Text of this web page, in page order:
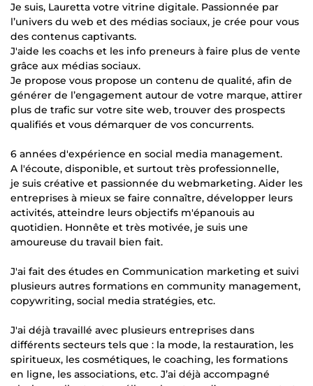
Je suis, Lauretta votre vitrine digitale. Passionnée par
l’univers du web et des médias sociaux, je crée pour vous
des contenus captivants.
J'aide les coachs et les info preneurs à faire plus de vente
grâce aux médias sociaux.
Je propose vous propose un contenu de qualité, afin de
générer de l’engagement autour de votre marque, attirer
plus de trafic sur votre site web, trouver des prospects
qualifiés et vous démarquer de vos concurrents.
6 années d'expérience en social media management.
A l'écoute, disponible, et surtout très professionnelle,
je suis créative et passionnée du webmarketing. Aider les
entreprises à mieux se faire connaître, développer leurs
activités, atteindre leurs objectifs m'épanouis au
quotidien. Honnête et très motivée, je suis une
amoureuse du travail bien fait.
J'ai fait des études en Communication marketing et suivi
plusieurs autres formations en community management,
copywriting, social media stratégies, etc.
J'ai déjà travaillé avec plusieurs entreprises dans
différents secteurs tels que : la mode, la restauration, les
spiritueux, les cosmétiques, le coaching, les formations
en ligne, les associations, etc. J’ai déjà accompagné